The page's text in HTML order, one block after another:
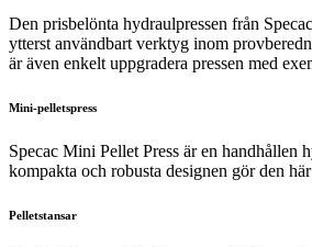
Den prisbelönta hydraulpressen från
ytterst användbart verktyg inom
är även enkelt uppgradera pressen med
Mini-pelletspress
Specac Mini Pellet Press är en
kompakta och robusta designen gör den
Pelletstansar